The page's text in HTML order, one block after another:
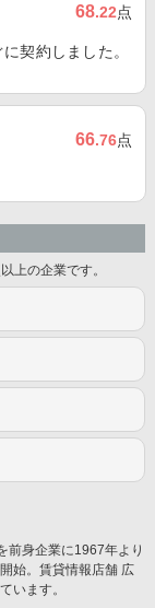
68.22点
契約しました。
66.76点
上の企業です。
前身企業に1967年より
始。賃貸情報店舗 広
います。